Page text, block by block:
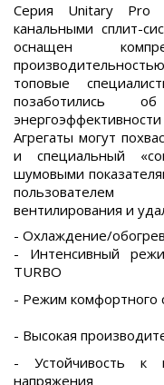
Серия Unitary Pro
канальными сплит-
оснащен
топовые
позаботились
Агрегаты могут
и специальный
шумовыми
пользователем
вентилирования и
- Охлаждение/обогрев
- Интенсивный
TURBO
- Режим комфортного
- Высокая
- Устойчивость к
напряжения